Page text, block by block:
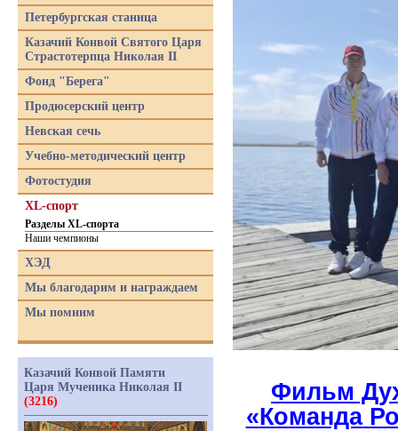
Фильм
«Команда
Петербургская станица
Казачий Конвой Святого Царя
Страстотерпца Николая II
Фонд "Берега"
Продюсерский центр
Невская сечь
Учебно-методический центр
Фотостудия
XL-спорт
Разделы XL-спорта
Наши чемпионы
ХЭД
Мы благодарим и награждаем
Мы помним
Казачий Конвой Памяти
Царя Мученика Николая II
(3216)